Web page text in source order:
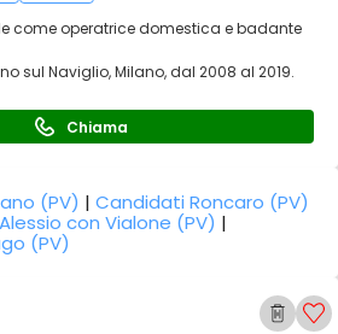
come operatrice domestica e badante
sul Naviglio, Milano, dal 2008 al 2019.
Chiama
(PV) |Candidati Roncaro (PV)
con Vialone (PV) |
(PV)